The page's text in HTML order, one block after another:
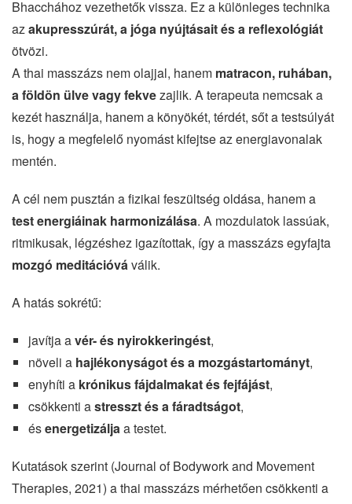
Bhacchához vezethetők vissza. Ez a különleges technika
azakupresszúrát, a jóga nyújtásait és a reflexológiát
ötvözi.
A thai masszázs nem olajjal, hanem matracon, ruhában,
a földön ülve vagy fekvezajlik. A terapeuta nemcsak a
kezét használja, hanem a könyökét, térdét, sőt a testsúlyát
is, hogy a megfelelő nyomást kifejtse az energiavonalak
mentén.
A cél nem pusztán a fizikai feszültség oldása, hanem a
test energiáinak harmonizálása. A mozdulatok lassúak,
ritmikusak, légzéshez igazítottak, így a masszázs egyfajta
mozgó meditációváválik.
A hatás sokrétű:
javítja avér- és nyirokkeringést,
növeli a hajlékonyságot és a mozgástartományt,
enyhíti a krónikus fájdalmakat és fejfájást,
csökkenti astresszt és a fáradtságot,
ésenergetizáljaa testet.
Kutatások szerint (Journal of Bodywork and Movement
Therapies, 2021) a thai masszázs mérhetően csökkenti a